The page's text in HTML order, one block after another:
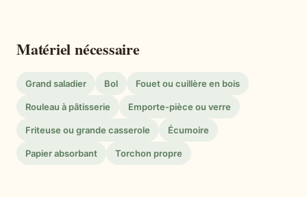
Matériel nécessaire
Grand saladier Bol Fouet ou cuillère en bois
Rouleau à pâtisserie Emporte-pièce ou verre
Friteuse ou grande casserole Écumoire
Papier absorbant Torchon propre